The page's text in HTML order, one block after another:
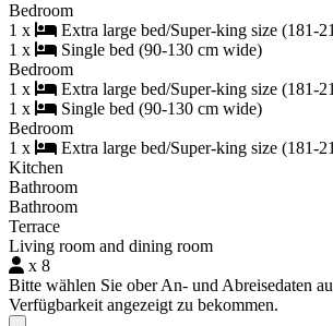
Bedroom
1 x
Extra large bed/Super-king size (181-
1 x
Single bed (90-130 cm wide)
Bedroom
1 x
Extra large bed/Super-king size (181-
1 x
Single bed (90-130 cm wide)
Bedroom
1 x
Extra large bed/Super-king size (181-
Kitchen
Bathroom
Bathroom
Terrace
Living room and dining room
x 8
Bitte wählen Sie ober An- und Abreisedaten
Verfügbarkeit angezeigt zu bekommen.